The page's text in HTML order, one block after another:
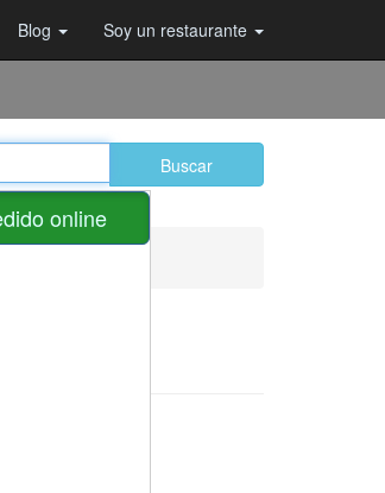
Blog Soy un restaurante
Buscar
online